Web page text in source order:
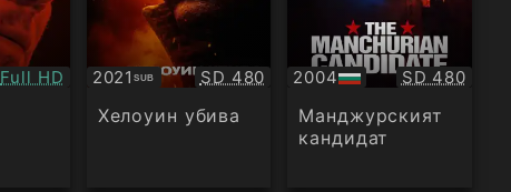
Качество:
Full HD 2021SUB
Субтитри Качество:
SD 480
Хелоуин убива
2004
БГ
аудио
Качество:
SD 480
Манджурският
кандидат